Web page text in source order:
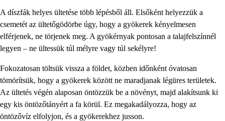
A díszfák helyes ültetése több lépésből áll. Elsőként helyezzük a
csemetét az ültetőgödörbe úgy, hogy a gyökerek kényelmesen
elférjenek, ne törjenek meg. A gyökérnyak pontosan a talajfelszínnél
legyen – ne ültessük túl mélyre vagy túl sekélyre!
Fokozatosan töltsük vissza a földet, közben időnként óvatosan
tömörítsük, hogy a gyökerek között ne maradjanak légüres területek.
Az ültetés végén alaposan öntözzük be a növényt, majd alakítsunk ki
egy kis öntözőtányért a fa körül. Ez megakadályozza, hogy az
öntözővíz elfolyjon, és a gyökerekhez jusson.